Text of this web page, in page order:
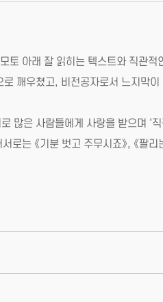
토 아래 잘 읽히는 텍스트와 직관
깨우쳤고, 비전공자로서 느지막
은 사람들에게 사랑을 받으며 ‘직
《기분 벗고 주무시죠》, 《팔리